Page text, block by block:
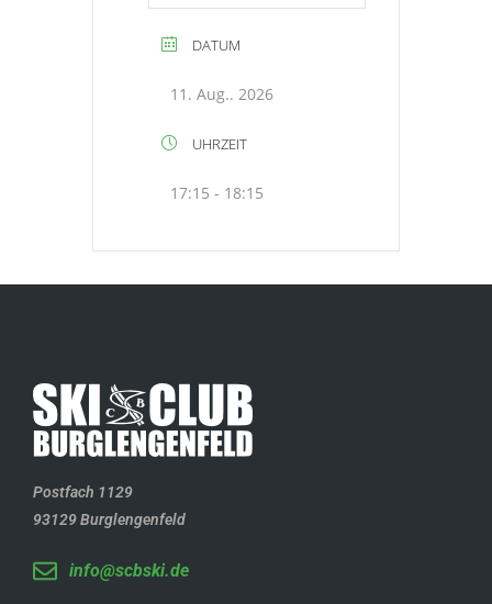
DATUM
11. Aug.. 2026
UHRZEIT
17:15 - 18:15
Postfach 1129
93129 Burglengenfeld
info@scbski.de